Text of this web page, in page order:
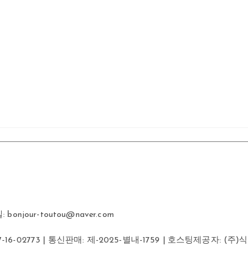
bonjour-toutou@naver.com
16-02773 | 통신판매: 제-2025-별내-1759 | 호스팅제공자: (주)